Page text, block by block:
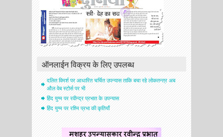
ऑनलाईन विक्रय के लिए उपलब्ध
दलित विमर्श पर आधारित चर्चित उपन्यास ताकि बचा रहे लोकतन्त्र अब
औल वेब स्टोर्स पर भी
हिंद युग्म पर रवीन्द्र प्रभात के उपन्यास
हिंद युग्म पर रश्मि प्रभा की कृतियाँ